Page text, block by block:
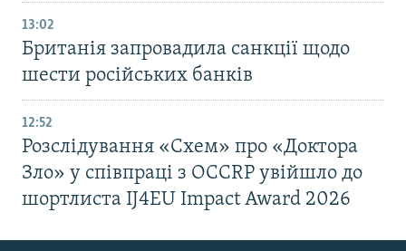
13:02
Британія запровадила санкції щодо
шести російських банків
12:52
Розслідування «Схем» про «Доктора
Зло» у співпраці з OCCRP увійшло до
шортлиста IJ4EU Impact Award 2026